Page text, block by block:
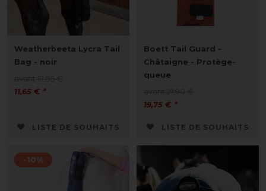
Weatherbeeta Lycra Tail
Bag - noir
11,65 € *
LISTE DE SOUHAITS
Boett Tail Guard -
Châtaigne - Protège-
queue
19,75 € *
LISTE DE SOUHAITS
-10%